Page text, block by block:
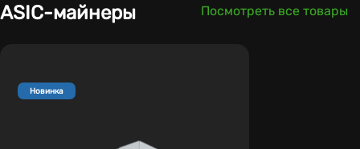
ASIC-майнеры Посмотреть все товары
Новинка